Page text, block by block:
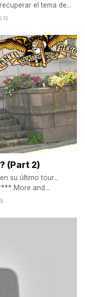
el tema de...
(Part 2)
su último tour...
More and...